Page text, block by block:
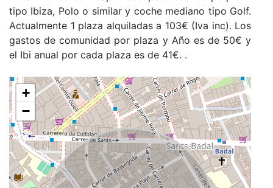
tipo Ibiza, Polo o similar y coche mediano tipo Golf.
Actualmente 1 plaza alquiladas a 103€ (Iva inc). Los
gastos de comunidad por plaza y Año es de 50€ y
el Ibi anual por cada plaza es de 41€. .
+
−